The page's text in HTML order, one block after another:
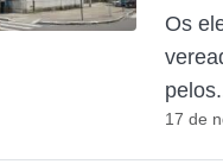
Os
17 de